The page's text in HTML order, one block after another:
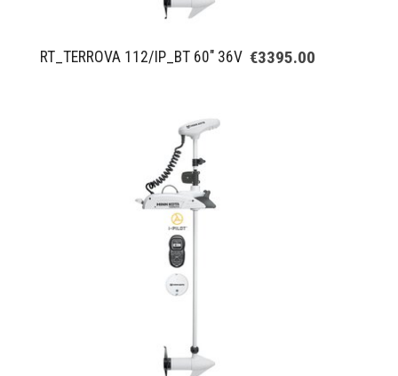
RT_TERROVA 112/IP_BT 60" 36V €3395.00